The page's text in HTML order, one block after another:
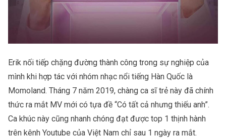
Erik nối tiếp chặng đường thành công trong sự nghiệp của
mình khi hợp tác với nhóm nhạc nổi tiếng Hàn Quốc là
Momoland. Tháng 7 năm 2019, chàng ca sĩ trẻ này đã chính
thức ra mắt MV mới có tựa đề “Có tất cả nhưng thiếu anh”.
Ca khúc này cũng nhanh chóng đạt được top 1 thịnh hành
trên kênh Youtube của Việt Nam chỉ sau 1 ngày ra mắt.